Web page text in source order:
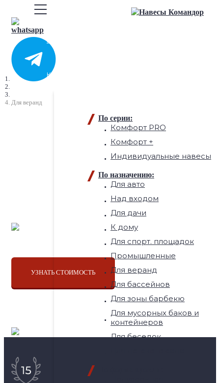
ГЛАВНАЯ
КАТАЛОГ НАВЕСОВ
По серии:
Комфорт PRO
Комфорт +
Индивидуальные навесы
По назначению:
Для авто
Над входом
Для дачи
К дому
Для спорт. площадок
Промышленные
Для веранд
Для бассейнов
Для зоны барбекю
Для мусорных баков и
контейнеров
Для беседок
Для веранд
Навесы для веранд в Москве
со скидкой 30%
скидку 30% и бесплатный дизайн-проект
УЗНАТЬ СТОИМОСТЬ